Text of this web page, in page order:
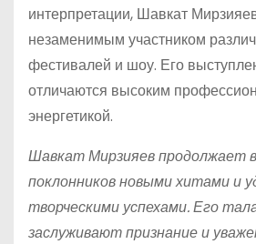
интерпретации, Шавкат
незаменимым участником
фестивалей и шоу. Его
отличаются высоким
энергетикой.
Шавкат Мирзияев продолжает
поклонников новыми хитами и
творческими успехами. Его
заслуживают признание и